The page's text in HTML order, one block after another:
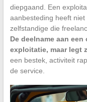
diepgaand. Een
aanbesteding heeft
zelfstandige die
De deelname aan
exploitatie, maar legt
een bestek, activiteit
de service.